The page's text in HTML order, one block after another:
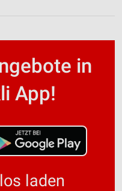
in
App!
laden